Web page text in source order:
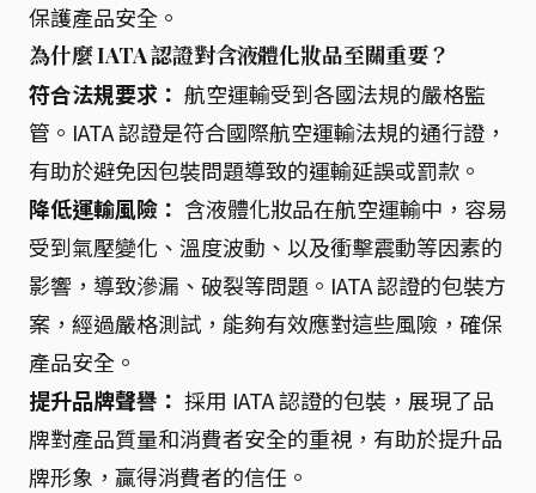
保護產品安全。
為什麼 IATA 認證對含液體化妝品至關重要？
符合法規要求： 航空運輸受到各國法規的嚴格監
管。IATA 認證是符合國際航空運輸法規的通行證，
有助於避免因包裝問題導致的運輸延誤或罰款。
降低運輸風險： 含液體化妝品在航空運輸中，容易
受到氣壓變化、溫度波動、以及衝擊震動等因素的
影響，導致滲漏、破裂等問題。IATA 認證的包裝方
案，經過嚴格測試，能夠有效應對這些風險，確保
產品安全。
提升品牌聲譽： 採用 IATA 認證的包裝，展現了品
牌對產品質量和消費者安全的重視，有助於提升品
牌形象，贏得消費者的信任。